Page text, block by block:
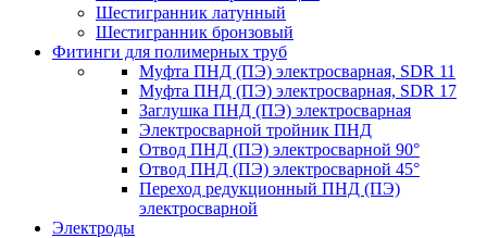
Шестигранник латунный
Шестигранник бронзовый
Фитинги для полимерных труб
Муфта ПНД (ПЭ) электросварная, SDR 11
Муфта ПНД (ПЭ) электросварная, SDR 17
Заглушка ПНД (ПЭ) электросварная
Электросварной тройник ПНД
Отвод ПНД (ПЭ) электросварной 90°
Отвод ПНД (ПЭ) электросварной 45°
Переход редукционный ПНД (ПЭ)
электросварной
Электроды